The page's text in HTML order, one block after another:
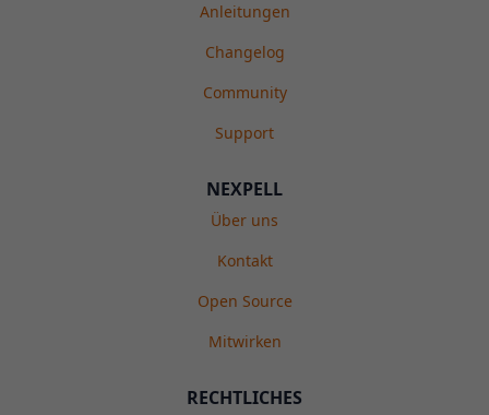
Anleitungen
Changelog
Community
Support
NEXPELL
Über uns
Kontakt
Open Source
Mitwirken
RECHTLICHES